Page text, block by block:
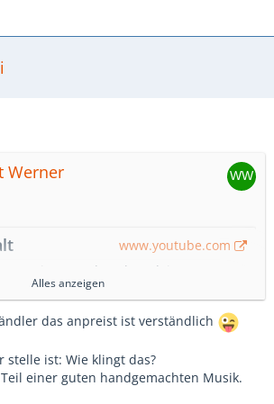
Werner
www.youtube.com
Seiten werden ohne deine
automatisch geladen und angezeigt.
externen Inhalte anzeigen
Daten an Drittplattformen
Informationen dazu haben wir in unserer
Alles anzeigen
das anpreist ist verständlich
stelle ist: Wie klingt das?
einer guten handgemachten Musik.